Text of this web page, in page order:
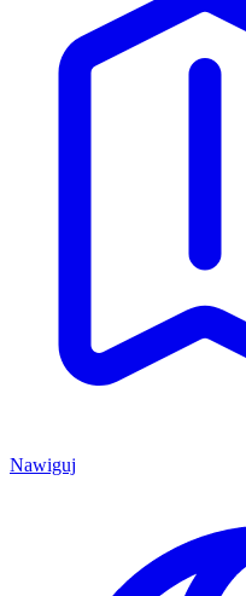
Nawiguj